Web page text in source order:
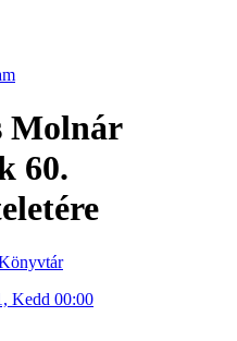
Molnár
60.
Kedd 00:00